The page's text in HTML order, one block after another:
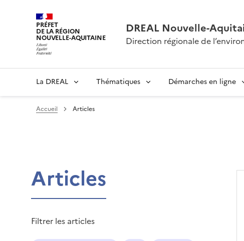
PRÉFET
DE LA RÉGION
NOUVELLE-AQUITAINE
DREAL Nouvelle-
Direction régionale de
La DREAL Thématiques Démarches en ligne
Accueil Articles
Articles
Filtrer les articles